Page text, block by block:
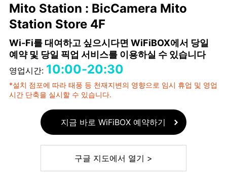
Mito Station : BicCamera Mito
Station Store 4F
Wi-Fi를 대여하고 싶으시다면 WiFiBOX에서 당일
예약 및 당일 픽업 서비스를 이용하실 수 있습니다
영업시간: 10:00-20:30
*설치 점포에 따라 태풍 등 천재지변의 영향으로 임시 휴업 및 영업
시간 단축을 실시할 수 있습니다.
지금 바로 WiFiBOX 예약하기
구글 지도에서 열기 >